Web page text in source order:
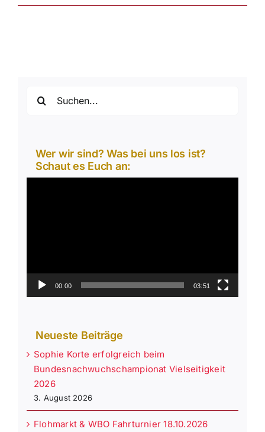
nach:
Wer wir sind? Was bei uns los ist?
Schaut es Euch an:
00:00 03:51
Neueste Beiträge
Sophie Korte erfolgreich beim
Bundesnachwuchschampionat Vielseitigkeit
2026
3. August 2026
Flohmarkt & WBO Fahrturnier 18.10.2026